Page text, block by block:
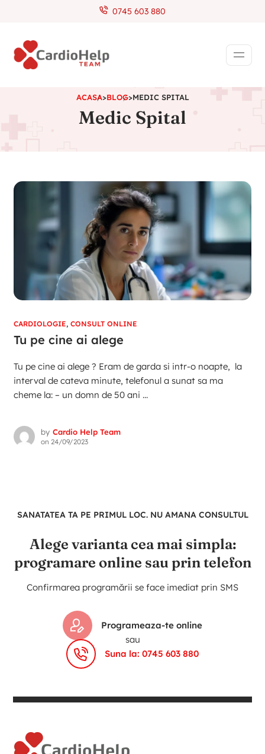
0745 603 880
ACASA>BLOG>MEDIC SPITAL
Medic Spital
CARDIOLOGIE, CONSULT ONLINE
Tu pe cine ai alege
Tu pe cine ai alege ? Eram de garda si intr-o noapte, la
interval de cateva minute, telefonul a sunat sa ma
cheme la: – un domn de 50 ani ...
by Cardio Help Team
on 24/09/2023
SANATATEA TA PE PRIMUL LOC. NU AMANA CONSULTUL
Alege varianta cea mai simpla:
programare online sau prin telefon
Confirmarea programării se face imediat prin SMS
Programeaza-te online
sau
Suna la: 0745 603 880